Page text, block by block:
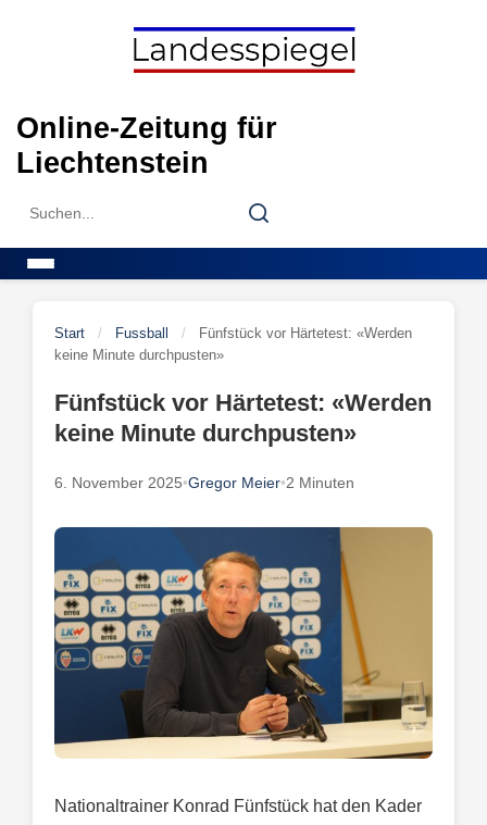
Online-Zeitung für
Liechtenstein
Search
Search
Start / Fussball /
Fünfstück vor Härtetest: «Werden
keine Minute durchpusten»
Fünfstück vor Härtetest: «Werden
keine Minute durchpusten»
6. November 2025•Gregor Meier•2 Minuten
Nationaltrainer Konrad Fünfstück hat den Kader